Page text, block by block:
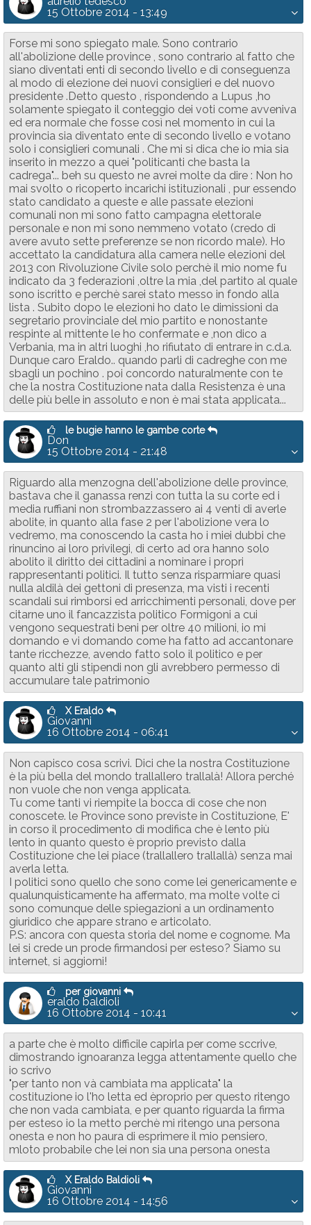
15 Ottobre 2014 - 13:49
Forse mi sono spiegato male. Sono contrario
all'abolizione delle province , sono contrario al fatto che
siano diventati enti di secondo livello e di conseguenza
al modo di elezione dei nuovi consiglieri e del nuovo
presidente .Detto questo , rispondendo a Lupus ,ho
solamente spiegato il conteggio dei voti come avveniva
ed era normale che fosse così nel momento in cui la
provincia sia diventato ente di secondo livello e votano
solo i consiglieri comunali . Che mi si dica che io mia sia
inserito in mezzo a quei "politicanti che basta la
cadrega"... beh su questo ne avrei molte da dire : Non ho
mai svolto o ricoperto incarichi istituzionali , pur essendo
stato candidato a queste e alle passate elezioni
comunali non mi sono fatto campagna elettorale
personale e non mi sono nemmeno votato (credo di
avere avuto sette preferenze se non ricordo male). Ho
accettato la candidatura alla camera nelle elezioni del
2013 con Rivoluzione Civile solo perchè il mio nome fu
indicato da 3 federazioni ,oltre la mia ,del partito al quale
sono iscritto e perchè sarei stato messo in fondo alla
lista . Subito dopo le elezioni ho dato le dimissioni da
segretario provinciale del mio partito e nonostante
respinte al mittente le ho confermate e ,non dico a
Verbania, ma in altri luoghi ,ho rifiutato di entrare in c.d.a.
Dunque caro Eraldo.. quando parli di cadreghe con me
sbagli un pochino . poi concordo naturalmente con te
che la nostra Costituzione nata dalla Resistenza è una
delle più belle in assoluto e non è mai stata applicata...
le bugie hanno le gambe corte
Don
15 Ottobre 2014 - 21:48
Riguardo alla menzogna dell'abolizione delle province,
bastava che il ganassa renzi con tutta la su corte ed i
media ruffiani non strombazzassero ai 4 venti di averle
abolite, in quanto alla fase 2 per l'abolizione vera lo
vedremo, ma conoscendo la casta ho i miei dubbi che
rinuncino ai loro privilegi, di certo ad ora hanno solo
abolito il diritto dei cittadini a nominare i propri
rappresentanti politici. Il tutto senza risparmiare quasi
nulla aldilà dei gettoni di presenza, ma visti i recenti
scandali sui rimborsi ed arricchimenti personali, dove per
citarne uno il fancazzista politico Formigoni a cui
vengono sequestrati beni per oltre 40 milioni, io mi
domando e vi domando come ha fatto ad accantonare
tante ricchezze, avendo fatto solo il politico e per
quanto alti gli stipendi non gli avrebbero permesso di
accumulare tale patrimonio
X Eraldo
Giovanni
16 Ottobre 2014 - 06:41
Non capisco cosa scrivi. Dici che la nostra Costituzione
è la più bella del mondo trallallero trallalà! Allora perché
non vuole che non venga applicata.
Tu come tanti vi riempite la bocca di cose che non
conoscete. le Province sono previste in Costituzione, E'
in corso il procedimento di modifica che è lento più
lento in quanto questo è proprio previsto dalla
Costituzione che lei piace (trallallero trallallà) senza mai
averla letta.
I politici sono quello che sono come lei genericamente e
qualunquisticamente ha affermato, ma molte volte ci
sono comunque delle spiegazioni a un ordinamento
giuridico che appare strano e articolato.
P.S: ancora con questa storia del nome e cognome. Ma
lei si crede un prode firmandosi per esteso? Siamo su
internet, si aggiorni!
per giovanni
eraldo baldioli
16 Ottobre 2014 - 10:41
a parte che è molto difficile capirla per come sccrive,
dimostrando ignoaranza legga attentamente quello che
io scrivo
"per tanto non và cambiata ma applicata" la
costituzione io l'ho letta ed èproprio per questo ritengo
che non vada cambiata, e per quanto riguarda la firma
per esteso io la metto perchè mi ritengo una persona
onesta e non ho paura di esprimere il mio pensiero,
mloto probabile che lei non sia una persona onesta
X Eraldo Baldioli
Giovanni
16 Ottobre 2014 - 14:56